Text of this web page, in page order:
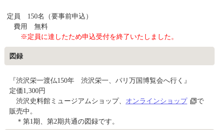
定員 150名（要事前申込）
費用 無料
※定員に達したため申込受付を終了いたしました。
図録
『渋沢栄一渡仏150年 渋沢栄一、パリ万国博覧会へ行く』
定価1,300円
渋沢史料館ミュージアムショップ、 オンラインショップ
で
販売中。
＊第1期、第2期共通の図録です。